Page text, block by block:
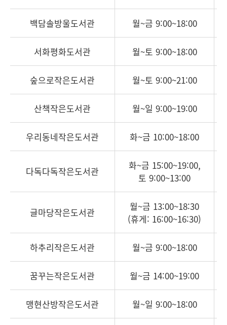
백담솔방울도서관 월~금 9:00~18:00
서화평화도서관 월~토 9:00~18:00
숲으로작은도서관 월~토 9:00~21:00
산책작은도서관 월~일 9:00~19:00
우리동네작은도서관 화~금 10:00~18:00
다독다독작은도서관
화~금 15:00~19:00,
토 9:00~13:00
글마당작은도서관
월~금 13:00~18:30
(휴게: 16:00~16:30)
하추리작은도서관 월~금 9:00~18:00
꿈꾸는작은도서관 월~금 14:00~19:00
맹현산방작은도서관 월~일 9:00~18:00